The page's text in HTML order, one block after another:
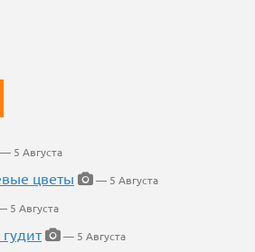
— 5 Августа
цветы
— 5 Августа
5 Августа
— 5 Августа